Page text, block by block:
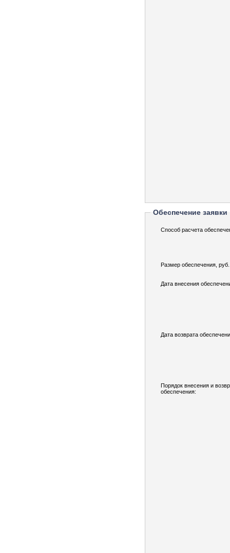
Обеспечение заявки
Способ расчета
Размер обеспечения,
Дата внесения
Дата возврата
Порядок внесения и
обеспечения: